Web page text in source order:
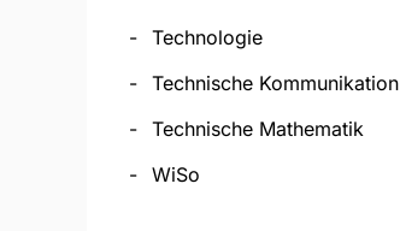
Technologie
Technische Kommunikation
Technische Mathematik
WiSo